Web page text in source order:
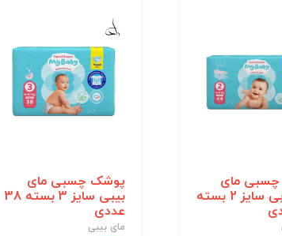
مای
بیبی آبی سایز 2 بسته
پوشک چسبی مای
بیبی سایز 3 بسته 38
عددی
مای بیبی